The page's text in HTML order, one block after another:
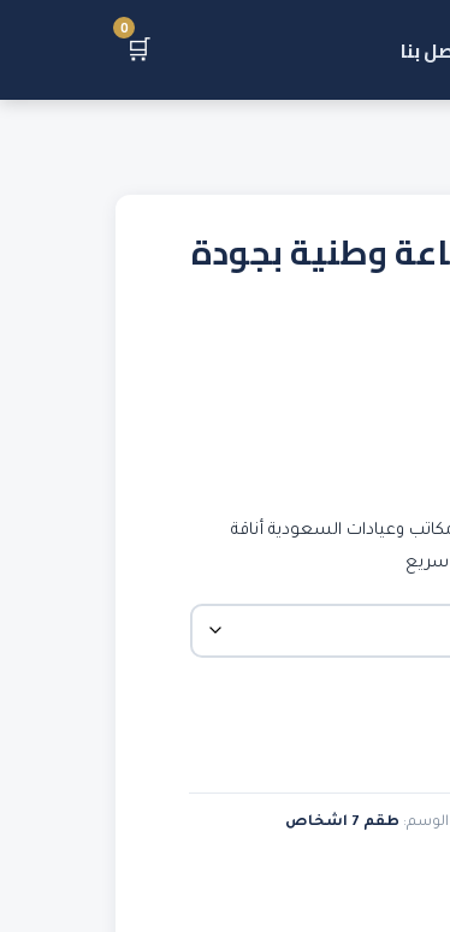
بنا 🛒
0
وطنية بجودة
⁦265,00 ر.س⁩
وعيادات السعودية أناقة
سريع
الوسم: طقم 7 اشخاص